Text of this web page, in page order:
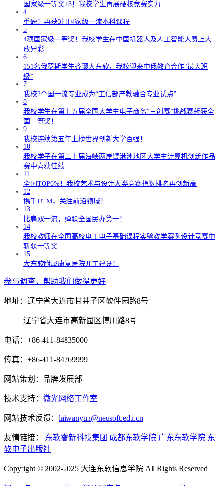
国家级一等奖+3！我校学生再展硬核竞赛实力
4
重磅！再获3门国家级一流本科课程
5
4项国家级一等奖！我校学生在中国机器人及人工智能大赛上大
放异彩
6
151名俄罗斯学生齐聚大东软，我校迎来中俄教育合作"最大班
级”
7
我校2个国一流专业成为“工信部产教融合专业试点”
8
我校学生在第十五届全国大学生电子商务“三创赛”挑战赛斩获全
国一等奖！
9
我校连续第五年上榜世界创新大学百强！
10
我校学子在第二十届海峡两岸暨港澳地区大学生计算机创新作品
赛中喜获佳绩
11
全国TOP6%！我校艺术与设计大类竞赛指数排名再创新高
12
携手UTM，关注前沿领域！
13
比肩双一流，蝉联全国民办第一！
14
我校教师在全国高校电工电子基础课程实验教学案例设计竞赛中
斩获一等奖
15
大东软附属康复医院开工建设！
参与调查，帮助我们做得更好
地址：辽宁省大连市甘井子区软件园路8号
辽宁省大连市高新园区博川路8号
电话：+86-411-84835000
传真：+86-411-84769999
网站策划：品牌发展部
技术支持： 微光网络工作室
网站技术反馈： laiwanyun@neusoft.edu.cn
友情链接： 东软睿新科技集团 成都东软学院 广东东软学院 东
软电子出版社
Copyright © 2002-2025 大连东软信息学院 All Rights Reserved